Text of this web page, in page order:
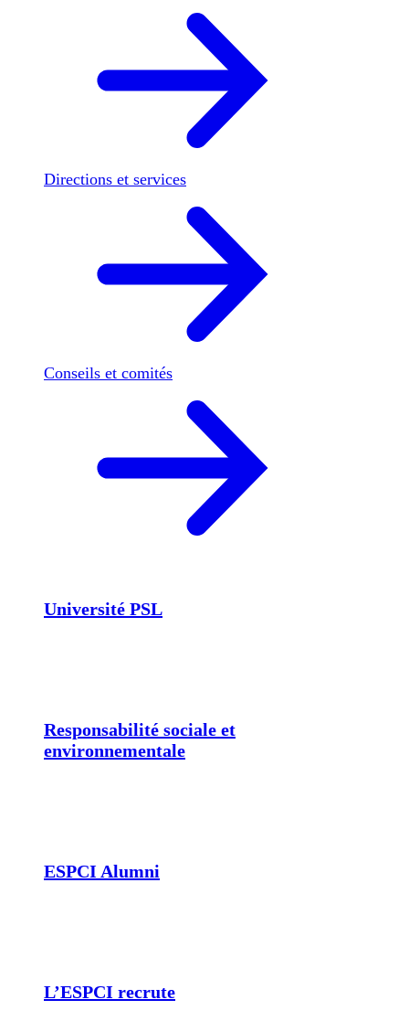
Directions et services
Conseils et comités
Université PSL
Responsabilité sociale et
environnementale
ESPCI Alumni
L’ESPCI recrute